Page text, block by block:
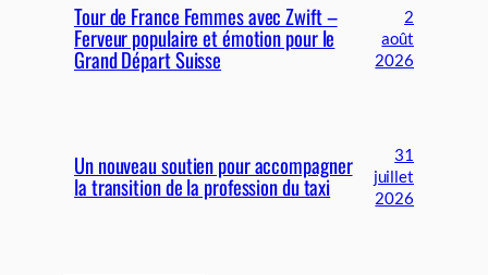
Tour de France Femmes avec Zwift –
Ferveur populaire et émotion pour le
Grand Départ Suisse
2
août
2026
Un nouveau soutien pour accompagner
la transition de la profession du taxi
31
juillet
2026